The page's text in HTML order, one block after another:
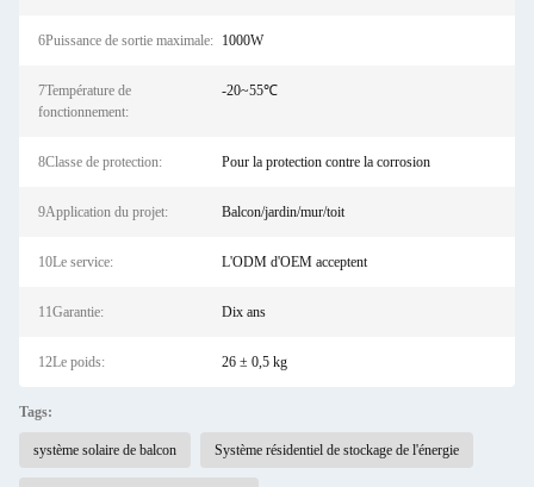
6Puissance de sortie maximale: 1000W
7Température de
fonctionnement:
-20~55℃
8Classe de protection: Pour la protection contre la corrosion
9Application du projet: Balcon/jardin/mur/toit
10Le service: L'ODM d'OEM acceptent
11Garantie: Dix ans
12Le poids: 26 ± 0,5 kg
Tags:
système solaire de balcon Système résidentiel de stockage de l'énergie